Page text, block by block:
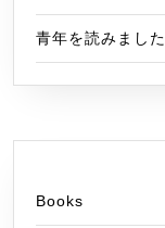
青年を読みました
Books